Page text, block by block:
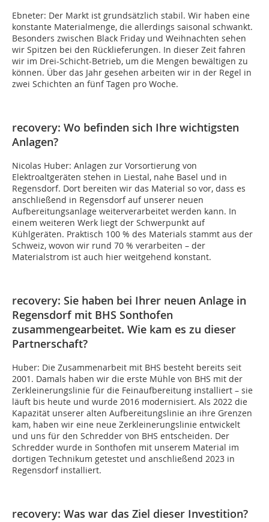
Ebneter: Der Markt ist grundsätzlich stabil. Wir haben eine
konstante Materialmenge, die allerdings saisonal schwankt.
Besonders zwischen Black Friday und Weihnachten sehen
wir Spitzen bei den Rücklieferungen. In dieser Zeit fahren
wir im Drei-Schicht-Betrieb, um die Mengen bewältigen zu
können. Über das Jahr gesehen arbeiten wir in der Regel in
zwei Schichten an fünf Tagen pro Woche.
recovery: Wo befinden sich Ihre wichtigsten
Anlagen?
Nicolas Huber: Anlagen zur Vorsortierung von
Elektroaltgeräten stehen in Liestal, nahe Basel und in
Regensdorf. Dort bereiten wir das Material so vor, dass es
anschließend in Regensdorf auf unserer neuen
Aufbereitungsanlage weiterverarbeitet werden kann. In
einem weiteren Werk liegt der Schwerpunkt auf
Kühlgeräten. Praktisch 100 % des Materials stammt aus der
Schweiz, wovon wir rund 70 % verarbeiten – der
Materialstrom ist auch hier weitgehend konstant.
recovery: Sie haben bei Ihrer neuen Anlage in
Regensdorf mit BHS Sonthofen
zusammengearbeitet. Wie kam es zu dieser
Partnerschaft?
Huber: Die Zusammenarbeit mit BHS besteht bereits seit
2001. Damals haben wir die erste Mühle von BHS mit der
Zerkleinerungslinie für die Feinaufbereitung installiert – sie
läuft bis heute und wurde 2016 modernisiert. Als 2022 die
Kapazität unserer alten Aufbereitungslinie an ihre Grenzen
kam, haben wir eine neue Zerkleinerungslinie entwickelt
und uns für den Schredder von BHS entscheiden. Der
Schredder wurde in Sonthofen mit unserem Material im
dortigen Technikum getestet und anschließend 2023 in
Regensdorf installiert.
recovery: Was war das Ziel dieser Investition?